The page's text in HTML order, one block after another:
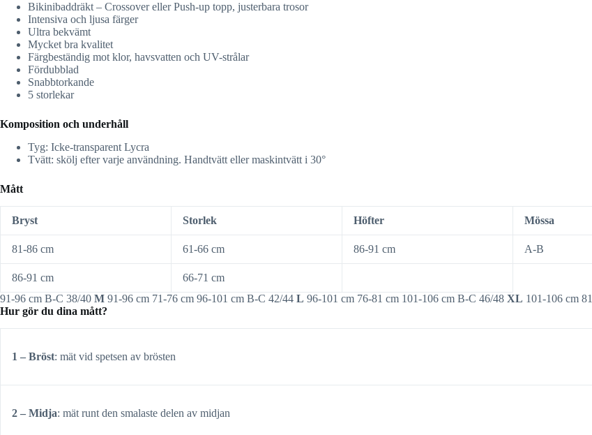
Bikinibaddräkt – Crossover eller Push-up topp, justerbara trosor
Intensiva och ljusa färger
Ultra bekvämt
Mycket bra kvalitet
Färgbeständig mot klor, havsvatten och UV-strålar
Fördubblad
Snabbtorkande
5 storlekar
Komposition och underhåll
Tyg: Icke-transparent Lycra
Tvätt: skölj efter varje användning. Handtvätt eller maskintvätt i 30°
Mått
Bryst Storlek Höfter Mössa
81-86 cm 61-66 cm 86-91 cm A-B
86-91 cm
66-71 cm
91-96 cm B-C 38/40 M 91-96 cm 71-76 cm 96-101 cm B-C 42/44 L 96-101 cm 76-81 cm 101-106 cm B-C 46/48 XL 101-106 cm
Hur gör du dina mått?
1 – Bröst: mät vid spetsen av brösten
2 – Midja: mät runt den smalaste delen av midjan